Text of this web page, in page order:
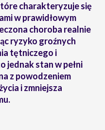
charakteryzuje się
w prawidłowym
choroba realnie
ryzyko groźnych
tętniczego i
jednak stan w pełni
z powodzeniem
i zmniejsza